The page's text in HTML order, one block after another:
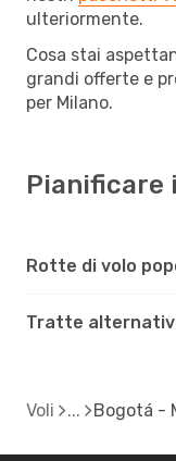
ulteriormente.
Cosa stai
grandi offerte e
per Milano.
Pianificare
Rotte di volo
Tratte
Voli Bogotá -